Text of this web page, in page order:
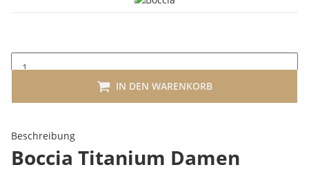
IN DEN WARENKORB
Beschreibung
Boccia Titanium Damen